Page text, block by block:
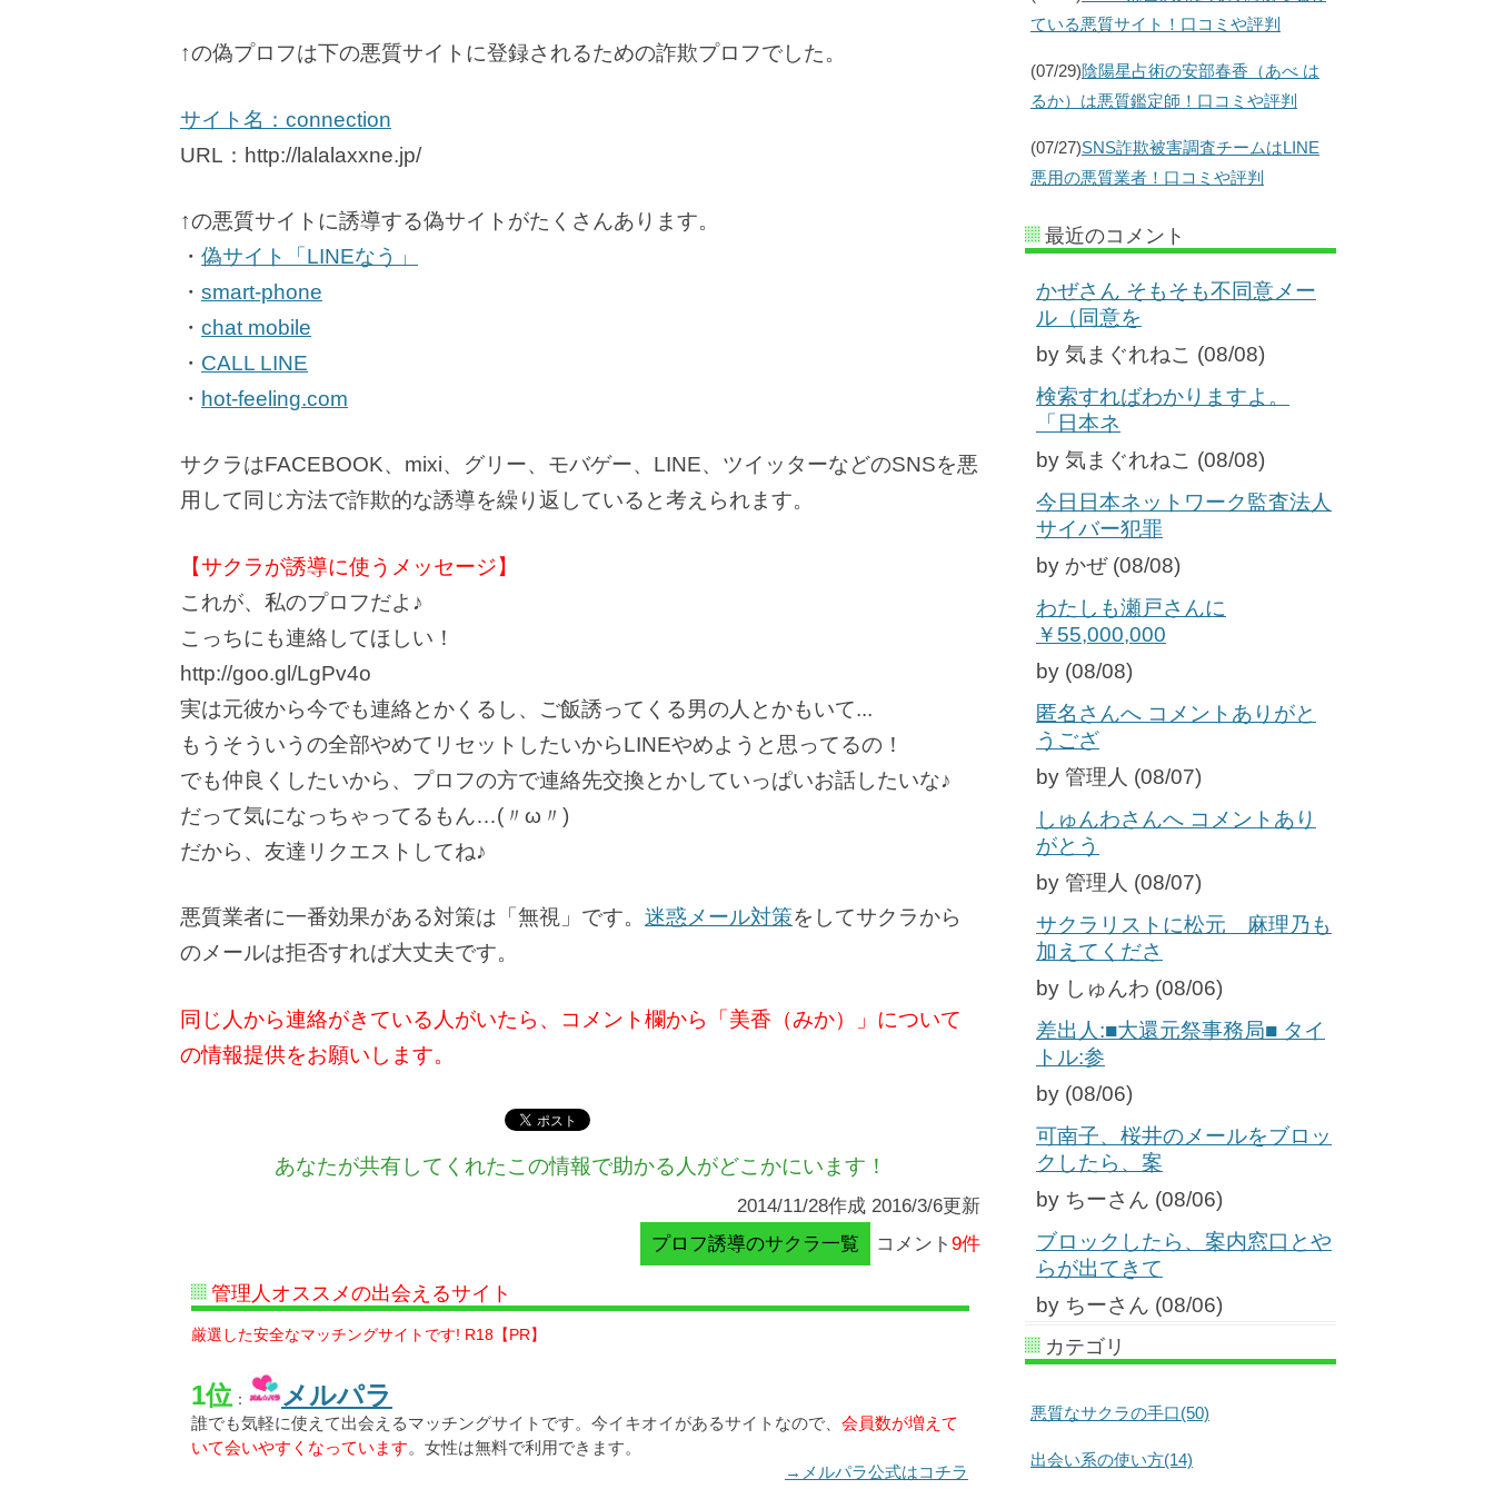
↑の偽プロフは下の悪質サイトに登録されるための詐欺プロフでした。
サイト名：connection
URL：http://lalalaxxne.jp/
↑の悪質サイトに誘導する偽サイトがたくさんあります。
・ 偽サイト「LINEなう」
・ smart-phone
・ chat mobile
・ CALL LINE
・ hot-feeling.com
サクラはFACEBOOK、mixi、グリー、モバゲー、LINE、ツイッターなどのSNSを悪
用して同じ方法で詐欺的な誘導を繰り返していると考えられます。
【サクラが誘導に使うメッセージ】
これが、私のプロフだよ♪
こっちにも連絡してほしい！
http://goo.gl/LgPv4o
実は元彼から今でも連絡とかくるし、ご飯誘ってくる男の人とかもいて...
もうそういうの全部やめてリセットしたいからLINEやめようと思ってるの！
でも仲良くしたいから、プロフの方で連絡先交換とかしていっぱいお話したいな♪
だって気になっちゃってるもん…(〃ω〃)
だから、友達リクエストしてね♪
悪質業者に一番効果がある対策は「無視」です。 迷惑メール対策をしてサクラから
のメールは拒否すれば大丈夫です。
同じ人から連絡がきている人がいたら、コメント欄から「美香（みか）」について
の情報提供をお願いします。
あなたが共有してくれたこの情報で助かる人がどこかにいます！
2014/11/28作成 2016/3/6更新
プロフ誘導のサクラ一覧
コメント 9件
管理人オススメの出会えるサイト
厳選した安全なマッチングサイトです! R18【PR】
1位 ： メルパラ
誰でも気軽に使えて出会えるマッチングサイトです。今イキオイがあるサイトなので、 会員数が増えて
いて会いやすくなっています。女性は無料で利用できます。
→メルパラ公式はコチラ
ている悪質サイト！口コミや評判
(07/29)陰陽星占術の安部春香（あべ は
るか）は悪質鑑定師！口コミや評判
(07/27)SNS詐欺被害調査チームはLINE
悪用の悪質業者！口コミや評判
最近のコメント
かぜさん そもそも不同意メー
ル（同意を
by 気まぐれねこ (08/08)
検索すればわかりますよ。
「日本ネ
by 気まぐれねこ (08/08)
今日日本ネットワーク監査法人
サイバー犯罪
by かぜ (08/08)
わたしも瀬戸さんに
￥55,000,000
by (08/08)
匿名さんへ コメントありがと
うござ
by 管理人 (08/07)
しゅんわさんへ コメントあり
がとう
by 管理人 (08/07)
サクラリストに松元 麻理乃も
加えてくださ
by しゅんわ (08/06)
差出人:■大還元祭事務局■ タイ
トル:参
by (08/06)
可南子、桜井のメールをブロッ
クしたら、案
by ちーさん (08/06)
ブロックしたら、案内窓口とや
らが出てきて
by ちーさん (08/06)
カテゴリ
悪質なサクラの手口(50)
出会い系の使い方(14)